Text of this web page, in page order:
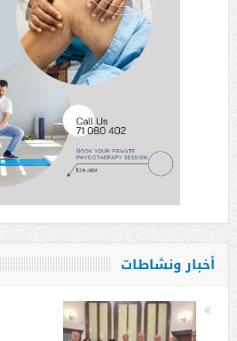
أخبار ونشاطات